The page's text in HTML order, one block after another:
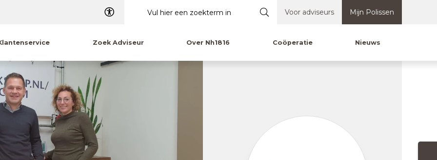
Dyslexie Voor adviseurs Mijn Polissen
Zoek Adviseur Over Nh1816 Coöperatie Nieuws